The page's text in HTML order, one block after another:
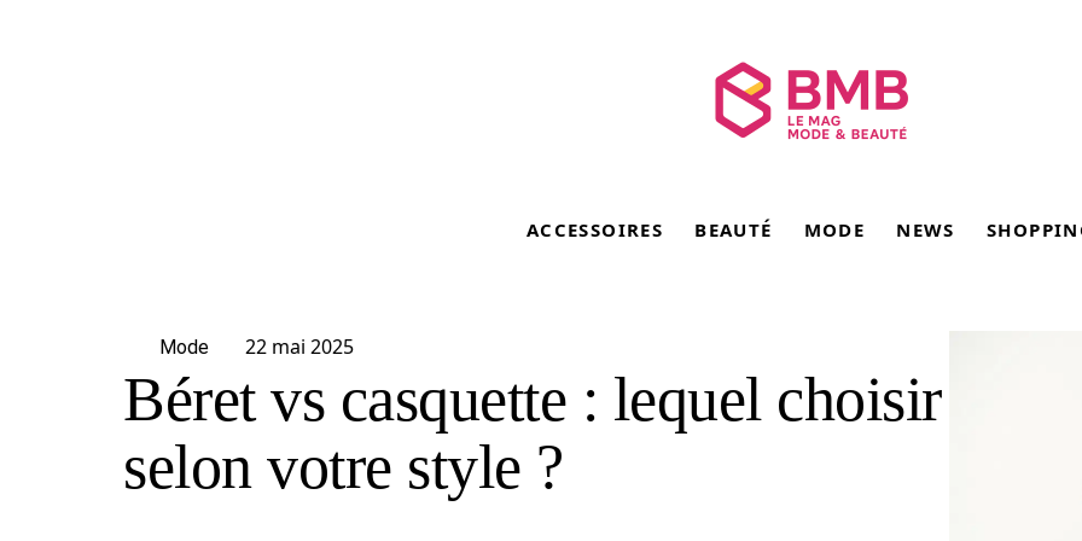
ACCESSOIRES BEAUTÉ MODE NEWS
Mode 22 mai 2025
Béret vs casquette : lequel choisir
selon votre style ?